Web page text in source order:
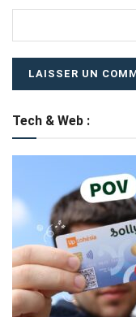
Tech & Web :